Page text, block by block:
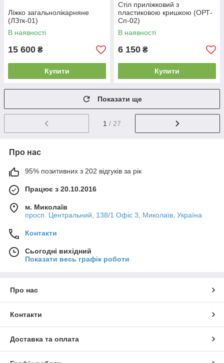
Ліжко загальнолікарняне
(ЛЗтк-01)
В наявності
15 600 ₴
Купити
Стіл приліжковий з
пластиковою кришкою (ОРТ-
Сп-02)
В наявності
6 150 ₴
Купити
Показати ще
1 / 27
Про нас
95% позитивних з 202 відгуків за рік
Працює з 20.10.2016
м. Миколаїв
просп. Центральний, 138/1 Офіс 3, Миколаїв, Україна
Контакти
Сьогодні вихідний
Показати весь графік роботи
Про нас
Контакти
Доставка та оплата